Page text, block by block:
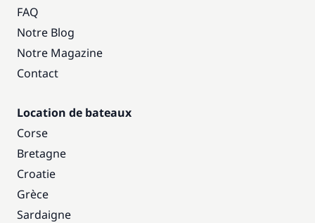
FAQ
Notre Blog
Notre Magazine
Contact
Location de bateaux
Corse
Bretagne
Croatie
Grèce
Sardaigne